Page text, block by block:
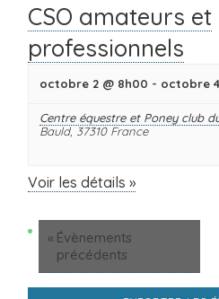
Évènements
CSO amateurs et
professionnels
octobre 2 @ 8h00 - octobre
Centre équestre et Poney club
Bauld, 37310 France
Voir les détails »
Navigation
la
liste
« Évènements
précédents